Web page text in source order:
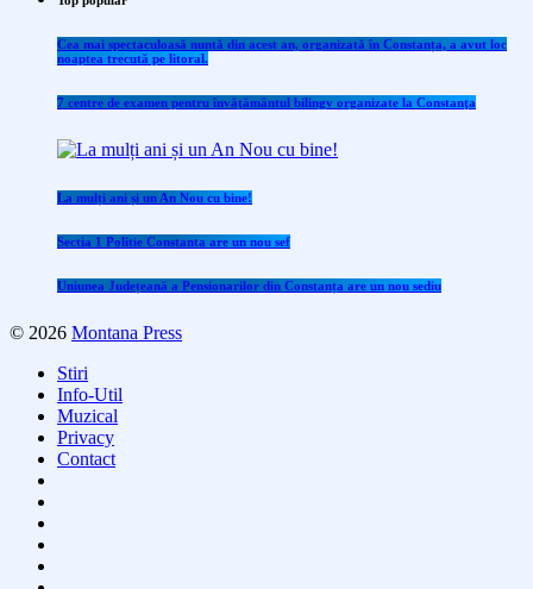
Cea mai spectaculoasă nuntă din acest an, organizată în Constanța, a avut loc
noaptea trecută pe litoral.
7 centre de examen pentru învăţământul bilingv organizate la Constanţa
La mulți ani și un An Nou cu bine!
Sectia 1 Politie Constanta are un nou sef
Uniunea Județeană a Pensionarilor din Constanța are un nou sediu
© 2026 Montana Press
Stiri
Info-Util
Muzical
Privacy
Contact